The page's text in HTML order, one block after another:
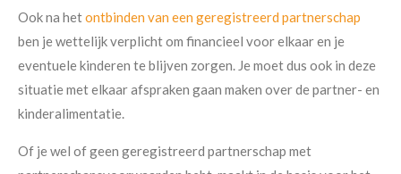
Ook na hetontbinden van een geregistreerd partnerschap
ben je wettelijk verplicht om financieel voor elkaar en je
eventuele kinderen te blijven zorgen. Je moet dus ook in deze
situatie met elkaar afspraken gaan maken over de partner- en
kinderalimentatie.
Of je wel of geen geregistreerd partnerschap met